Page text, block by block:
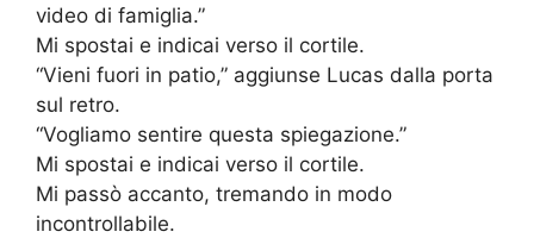
video di famiglia.”
Mi spostai e indicai verso il cortile.
“Vieni fuori in patio,” aggiunse Lucas dalla porta
sul retro.
“Vogliamo sentire questa spiegazione.”
Mi spostai e indicai verso il cortile.
Mi passò accanto, tremando in modo
incontrollabile.